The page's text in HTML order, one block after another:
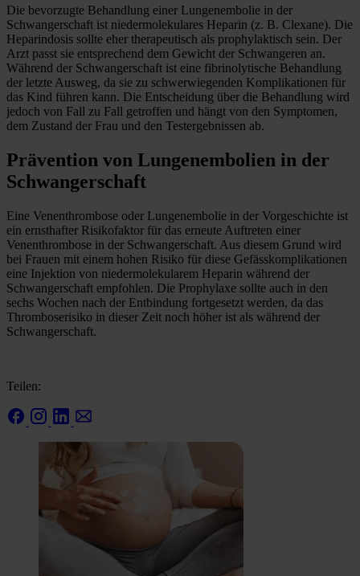
Die bevorzugte Behandlung einer Lungenembolie in der
Schwangerschaft ist niedermolekulares Heparin (z. B. Clexane). Die
Heparindosis sollte eher therapeutisch als prophylaktisch sein. Der
Arzt passt sie entsprechend dem Gewicht der Schwangeren an.
Während der Schwangerschaft ist eine fibrinolytische Behandlung
der letzte Ausweg, da sie zu schwerwiegenden Komplikationen für
das Kind führen kann. Die Entscheidung über die Behandlung wird
jedoch von Fall zu Fall getroffen und hängt von den Symptomen,
dem Zustand der Frau und den Testergebnissen ab.
Prävention von Lungenembolien in der
Schwangerschaft
Eine Venenthrombose oder Lungenembolie in der Vorgeschichte ist
ein ernsthafter Risikofaktor für das erneute Auftreten einer
Venenthrombose in der Schwangerschaft. Aus diesem Grund wird
bei Frauen mit einem hohen Risiko für diese Gefässkomplikationen
eine Injektion von niedermolekularem Heparin während der
Schwangerschaft empfohlen. Die Prophylaxe sollte auch in den
sechs Wochen nach der Entbindung fortgesetzt werden, da das
Thromboserisiko in dieser Zeit noch höher ist als während der
Schwangerschaft.
Teilen: